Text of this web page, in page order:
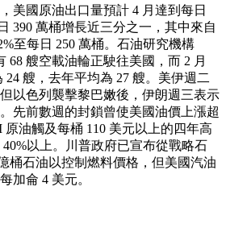
美國原油出口量預計 4 月達到每日
390 萬桶增長近三分之一，其中來自
至每日 250 萬桶。石油研究機構
68 艘空載油輪正駛往美國，而 2 月
24 艘，去年平均為 27 艘。美伊週二
以色列襲擊黎巴嫩後，伊朗週三表示
先前數週的封鎖曾使美國油價上漲超
原油觸及每桶 110 美元以上的四年高
以上。川普政府已宣布從戰略石
桶石油以控制燃料價格，但美國汽油
加侖 4 美元。